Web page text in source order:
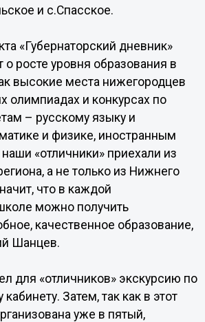
и с.Спасское.
«Губернаторский дневник»
о росте уровня образования в
высокие места нижегородцев
олимпиадах и конкурсах по
– русскому языку и
и физике, иностранным
«отличники» приехали из
а не только из Нижнего
что в каждой
можно получить
качественное образование,
Шанцев.
для «отличников» экскурсию по
Затем, так как в этот
уже в пятый,